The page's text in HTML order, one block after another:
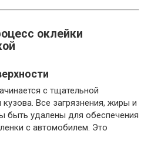
оклейки
с тщательной
Все загрязнения, жиры и
быть удалены для обеспечения
с автомобилем. Это